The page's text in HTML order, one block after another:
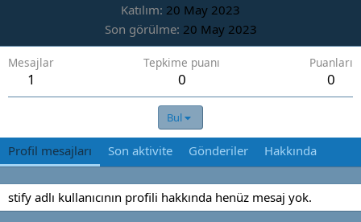
Katılım 20 May 2023
Son görülme 20 May 2023
Mesajlar
1
Tepkime puanı
0
Puanları
0
Bul
Profil mesajları Son aktivite Gönderiler Hakkında
stify adlı kullanıcının profili hakkında henüz mesaj yok.